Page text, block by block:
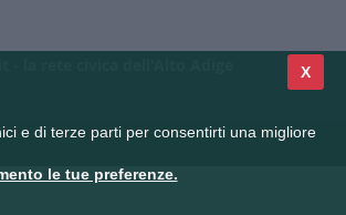
X
e di terze parti per consentirti una migliore
le tue preferenze.